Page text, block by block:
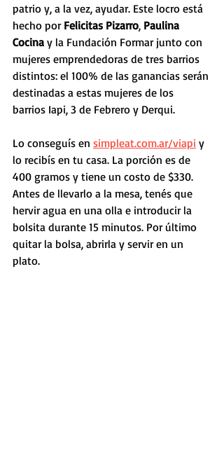
patrio y, a la vez, ayudar. Este locro está
hecho por Felicitas Pizarro, Paulina
Cocina y la Fundación Formar junto con
mujeres emprendedoras de tres barrios
distintos: el 100% de las ganancias serán
destinadas a estas mujeres de los
barrios Iapi, 3 de Febrero y Derqui.
Lo conseguís en simpleat.com.ar/viapi y
lo recibís en tu casa. La porción es de
400 gramos y tiene un costo de $330.
Antes de llevarlo a la mesa, tenés que
hervir agua en una olla e introducir la
bolsita durante 15 minutos. Por último
quitar la bolsa, abrirla y servir en un
plato.